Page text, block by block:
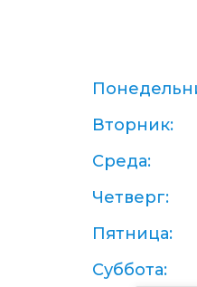
Вторник:
Среда:
Четверг:
Пятница:
Суббота: